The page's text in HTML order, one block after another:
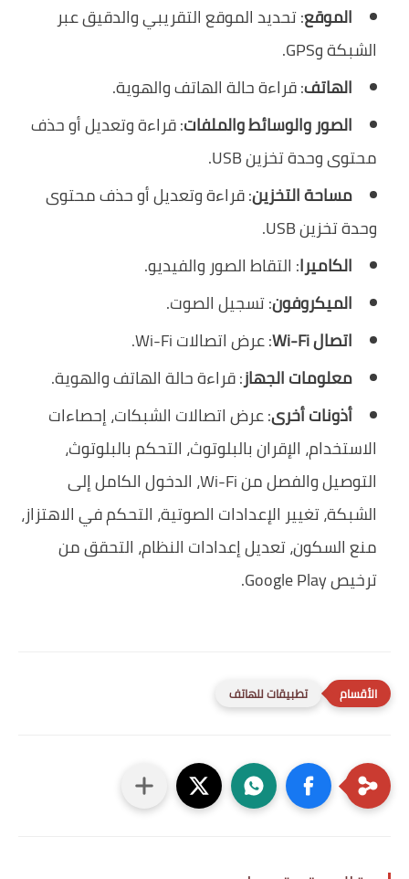
الموقع: تحديد الموقع التقريبي والدقيق عبر
الشبكة وGPS.
الهاتف: قراءة حالة الهاتف والهوية.
الصور والوسائط والملفات: قراءة وتعديل أو حذف
محتوى وحدة تخزين USB.
مساحة التخزين: قراءة وتعديل أو حذف محتوى
وحدة تخزين USB.
الكاميرا: التقاط الصور والفيديو.
الميكروفون: تسجيل الصوت.
اتصال Wi-Fi
: عرض اتصالات Wi-Fi.
معلومات الجهاز: قراءة حالة الهاتف والهوية.
أذونات أخرى: عرض اتصالات الشبكات، إحصاءات
الاستخدام، الإقران بالبلوتوث، التحكم بالبلوتوث،
التوصيل والفصل من Wi-Fi، الدخول الكامل إلى
الشبكة، تغيير الإعدادات الصوتية، التحكم في الاهتزاز،
منع السكون، تعديل إعدادات النظام، التحقق من
ترخيص Google Play.
تطبيقات للهاتف